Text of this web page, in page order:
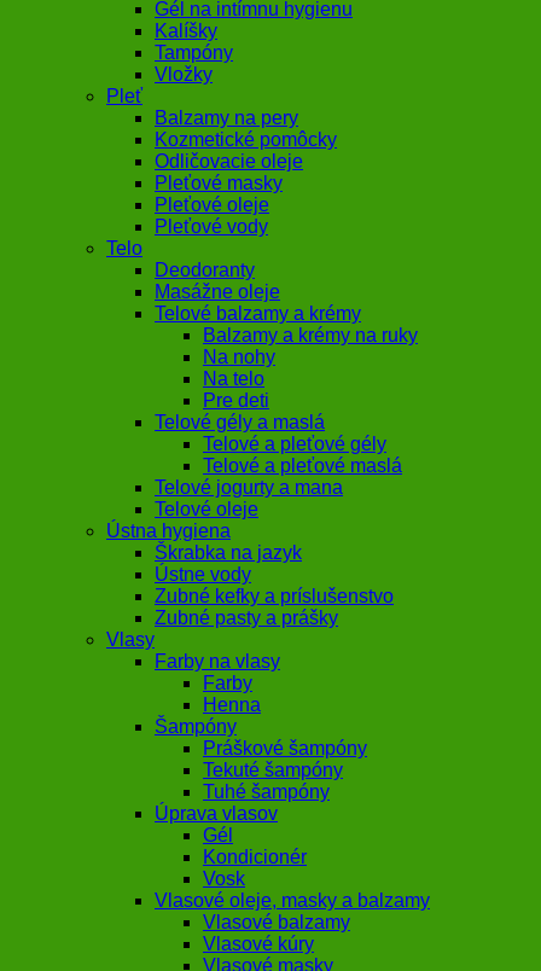
Gél na intímnu hygienu
Kalíšky
Tampóny
Vložky
Pleť
Balzamy na pery
Kozmetické pomôcky
Odličovacie oleje
Pleťové masky
Pleťové oleje
Pleťové vody
Telo
Deodoranty
Masážne oleje
Telové balzamy a krémy
Balzamy a krémy na ruky
Na nohy
Na telo
Pre deti
Telové gély a maslá
Telové a pleťové gély
Telové a pleťové maslá
Telové jogurty a mana
Telové oleje
Ústna hygiena
Škrabka na jazyk
Ústne vody
Zubné kefky a príslušenstvo
Zubné pasty a prášky
Vlasy
Farby na vlasy
Farby
Henna
Šampóny
Práškové šampóny
Tekuté šampóny
Tuhé šampóny
Úprava vlasov
Gél
Kondicionér
Vosk
Vlasové oleje, masky a balzamy
Vlasové balzamy
Vlasové kúry
Vlasové masky